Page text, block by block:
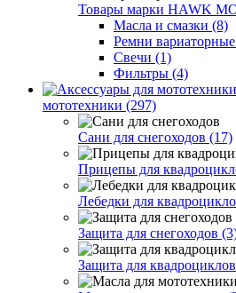
Товары марки HAWK
Масла и смазки (8)
Ремни
Свечи (1)
Фильтры (4)
мототехники (297)
Сани для снегоходов (17)
Прицепы для
Лебедки для
Защита для снегоходов
Защита для